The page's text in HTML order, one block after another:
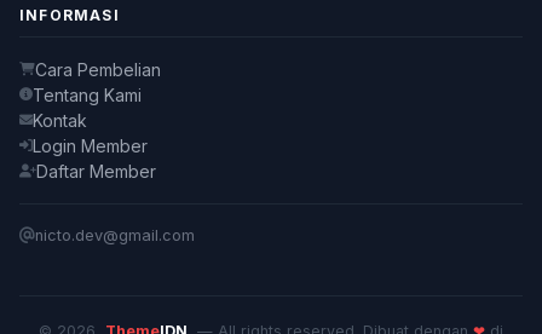
INFORMASI
Cara Pembelian
Tentang Kami
Kontak
Login Member
Daftar Member
nicto.dev@gmail.com